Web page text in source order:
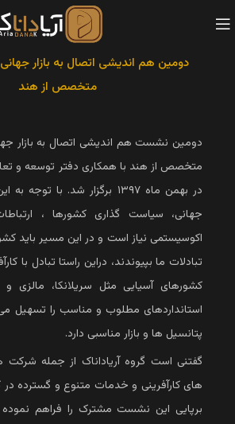
دومین هم اندیشی اتصال به بازار
متخصص از هند
دومین نشست هم اندیشی اتصال به بازار
متخصص از هند با همکاری دفتر توسعه و
در بهمن ماه ۱۳۹۷ برگزار شد. با
جهانی، سیاست گذاری کشورها ،
اکوسیستمی نیاز است و در این مسیر باید
تبادلات ما بپیوندند، دراین راستا تبادل با
کشورهای آسیایی مثل سریلانکا، مالزی
استانداردهای مطلوب و مناسب را تسهیل می
پتانسیل ها و بازار مناسبی دارد.
گفتنی است گروه آریاداناک از جمله
های کارآفرینی و خدمات متنوع و گسترده
برپایی این نشست مشترک را فراهم